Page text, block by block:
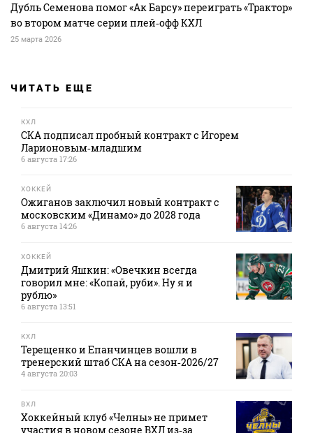
Дубль Семенова помог «Ак Барсу» переиграть «Трактор»
во втором матче серии плей‑офф КХЛ
25 марта 2026
ЧИТАТЬ ЕЩЕ
КХЛ
СКА подписал пробный контракт с Игорем
Ларионовым‑младшим
6 августа 17:26
ХОККЕЙ
Ожиганов заключил новый контракт с
московским «Динамо» до 2028 года
6 августа 14:26
ХОККЕЙ
Дмитрий Яшкин: «Овечкин всегда
говорил мне: «Копай, руби». Ну я и
рублю»
6 августа 13:51
КХЛ
Терещенко и Епанчинцев вошли в
тренерский штаб СКА на сезон‑2026/27
4 августа 20:03
ВХЛ
Хоккейный клуб «Челны» не примет
участия в новом сезоне ВХЛ из‑за